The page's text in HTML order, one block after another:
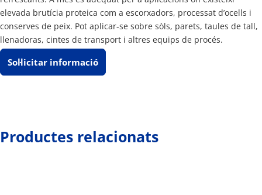
elevada brutícia proteica com a escorxadors, processat d’ocells i
conserves de peix. Pot aplicar-se sobre sòls, parets, taules de tall,
llenadoras, cintes de transport i altres equips de procés.
Sol·licitar informació
Productes relacionats